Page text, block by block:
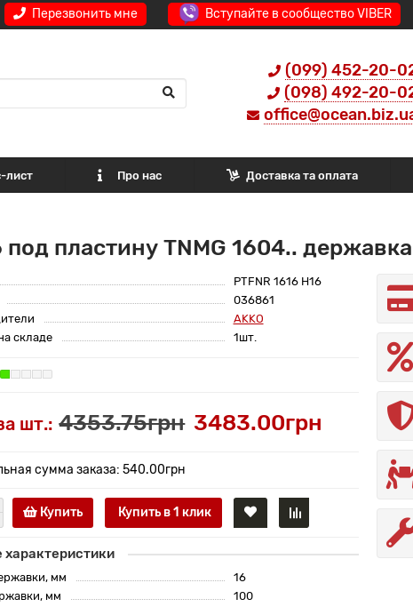
Перезвонить мне Вступайте в сообщество VIBER
(099) 452-20-
(098) 492-20-
лист Про нас Доставка та оплата
пластину TNMG 1604.. державка
PTFNR 1616 H16
036861
AKKO
складе
1шт.
шт.: 4353.75грн 3483.00грн
сумма заказа: 540.00грн
Купить Купить в 1 клик
характеристики
мм
16
мм
100